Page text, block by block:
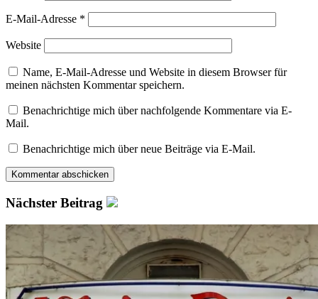
E-Mail-Adresse *
Website
Name, E-Mail-Adresse und Website in diesem Browser für
meinen nächsten Kommentar speichern.
Benachrichtige mich über nachfolgende Kommentare via E-
Mail.
Benachrichtige mich über neue Beiträge via E-Mail.
Nächster Beitrag